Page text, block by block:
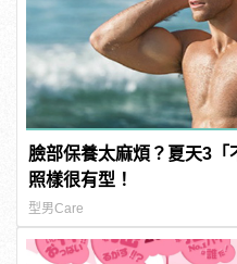
臉部保養太麻煩？夏天3
照樣很有型！
型男Care